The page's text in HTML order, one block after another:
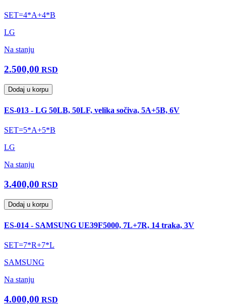
SET=4*A+4*B
LG
Na stanju
2.500,00 RSD
Dodaj u korpu
ES-013 - LG 50LB, 50LF, velika sočiva, 5A+5B, 6V
SET=5*A+5*B
LG
Na stanju
3.400,00 RSD
Dodaj u korpu
ES-014 - SAMSUNG UE39F5000, 7L+7R, 14 traka, 3V
SET=7*R+7*L
SAMSUNG
Na stanju
4.000,00 RSD